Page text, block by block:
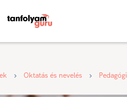
Oktatás és nevelés